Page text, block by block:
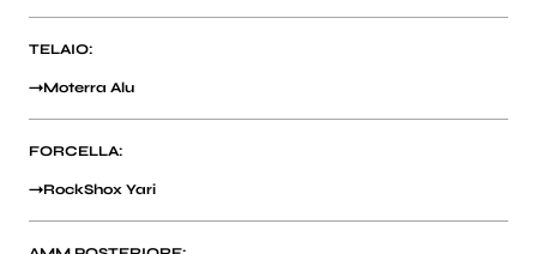
TELAIO:
Moterra Alu
FORCELLA:
RockShox Yari